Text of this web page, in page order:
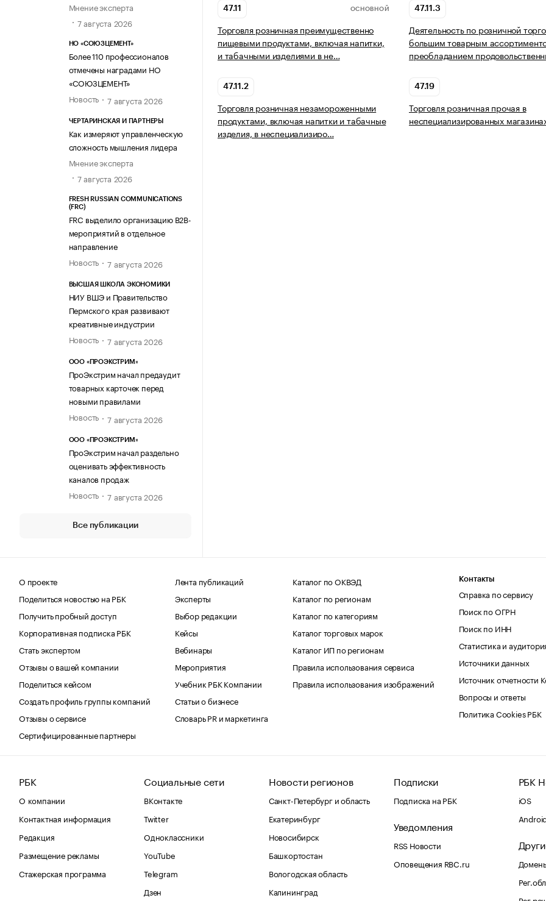
Мнение эксперта
7 августа 2026
НО «СОЮЗЦЕМЕНТ»
Более 110 профессионалов
отмечены наградами НО
«СОЮЗЦЕМЕНТ»
Новость
7 августа 2026
ЧЕРТАРИНСКАЯ И ПАРТНЕРЫ
Как измеряют управленческую
сложность мышления лидера
Мнение эксперта
7 августа 2026
FRESH RUSSIAN COMMUNICATIONS
(FRC)
FRC выделило организацию B2B-
мероприятий в отдельное
направление
Новость
7 августа 2026
ВЫСШАЯ ШКОЛА ЭКОНОМИКИ
НИУ ВШЭ и Правительство
Пермского края развивают
креативные индустрии
Новость
7 августа 2026
ООО «ПРОЭКСТРИМ»
ПроЭкстрим начал предаудит
товарных карточек перед
новыми правилами
Новость
7 августа 2026
ООО «ПРОЭКСТРИМ»
ПроЭкстрим начал раздельно
оценивать эффективность
каналов продаж
Новость
7 августа 2026
Все публикации
47.11 ОСНОВНОЙ
Торговля розничная преимущественно
пищевыми продуктами, включая напитки,
и табачными изделиями в не…
47.11.3
Деятельность по розничной
большим товарным
преобладанием
47.11.2
Торговля розничная незамороженными
продуктами, включая напитки и табачные
изделия, в неспециализиро…
47.19
Торговля розничная прочая в
неспециализированных
О проекте
Поделиться новостью на РБК
Получить пробный доступ
Корпоративная подписка РБК
Стать экспертом
Отзывы о вашей компании
Поделиться кейсом
Создать профиль группы компаний
Отзывы о сервисе
Сертифицированные партнеры
Лента публикаций
Эксперты
Выбор редакции
Кейсы
Вебинары
Мероприятия
Учебник РБК Компании
Статьи о бизнесе
Словарь PR и маркетинга
Каталог по ОКВЭД
Каталог по регионам
Каталог по категориям
Каталог торговых марок
Каталог ИП по регионам
Правила использования сервиса
Правила использования изображений
Контакты
Справка по сервису
Поиск по ОГРН
Поиск по ИНН
Статистика и
Источники данных
Источник отчетности
Вопросы и ответы
Политика Cookies РБК
РБК
О компании
Контактная информация
Редакция
Размещение рекламы
Стажерская программа
Социальные сети
ВКонтакте
Twitter
Одноклассники
YouTube
Telegram
Дзен
Новости регионов
Санкт-Петербург и область
Екатеринбург
Новосибирск
Башкортостан
Вологодская область
Калининград
Подписки
Подписка на РБК
Уведомления
RSS Новости
Оповещения RBC.ru
РБК
iOS